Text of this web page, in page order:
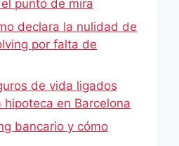
punto de mira
declara la nulidad de
por falta de
de vida ligados
en Barcelona
bancario y cómo